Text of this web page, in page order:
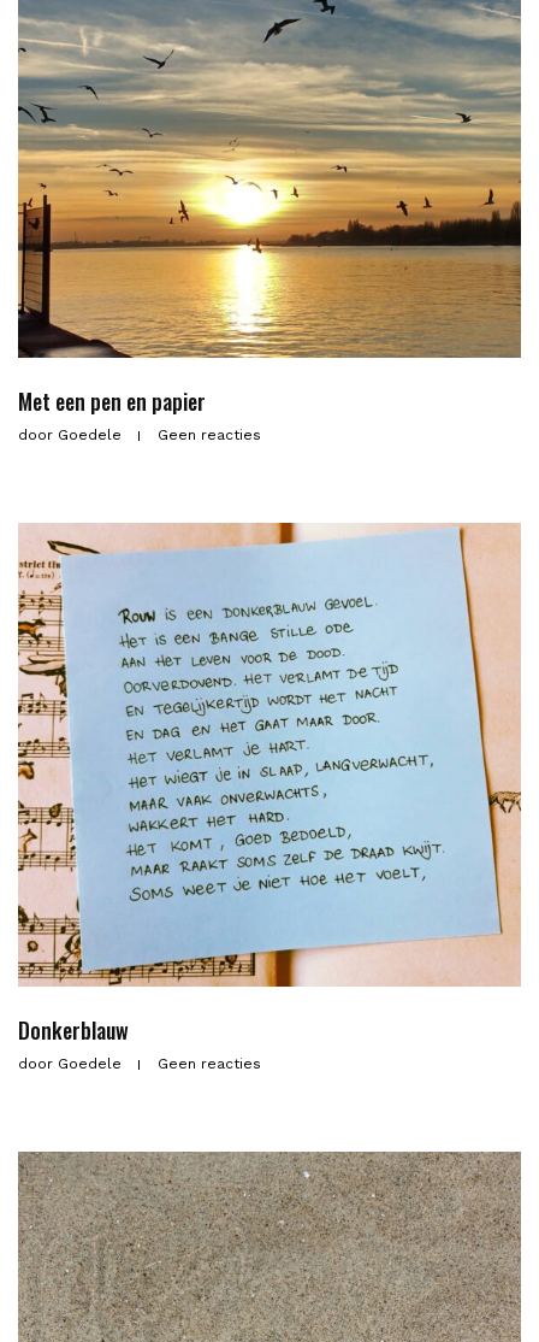
Met een pen en papier
door Goedele Geen reacties
Donkerblauw
door Goedele Geen reacties